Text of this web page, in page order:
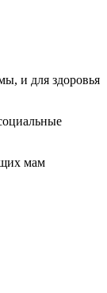
и для здоровья
мам